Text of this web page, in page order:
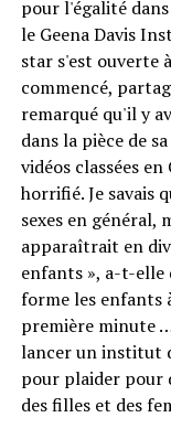
pour l'égalité
le Geena Davis
star s'est ouverte
commencé,
remarqué qu'il y
dans la pièce de
vidéos classées
horrifié. Je savais
sexes en général,
apparaîtrait en
enfants », a-t-elle
forme les enfants
première minute
lancer un institut
pour plaider pour
des filles et des